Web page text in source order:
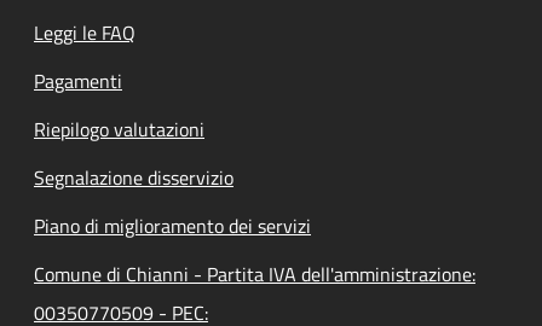
Leggi le FAQ
Pagamenti
Riepilogo valutazioni
Segnalazione disservizio
Piano di miglioramento dei servizi
Comune di Chianni - Partita IVA dell'amministrazione:
00350770509 - PEC: